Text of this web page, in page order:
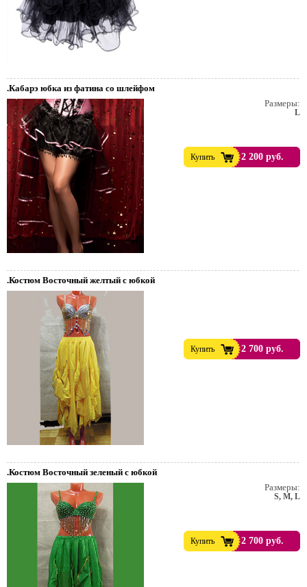
.Кабарэ юбка из фатина со шлейфом
Размеры:
L
Купить 2 200 руб.
.Костюм Восточный желтый с юбкой
Купить 2 700 руб.
.Костюм Восточный зеленый с юбкой
Размеры:
S, M, L
Купить 2 700 руб.